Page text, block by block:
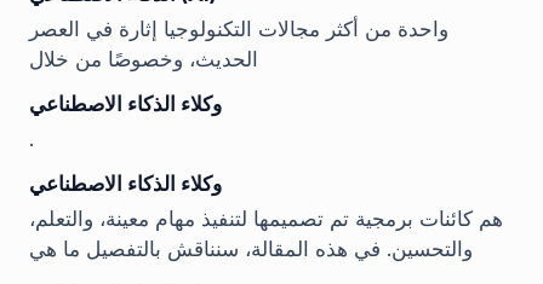
واحدة من أكثر مجالات التكنولوجيا إثارة في العصر
الحديث، وخصوصًا من خلال
وكلاء الذكاء الاصطناعي
.
وكلاء الذكاء الاصطناعي
هم كائنات برمجية تم تصميمها لتنفيذ مهام معينة، والتعلم،
والتحسين. في هذه المقالة، سنناقش بالتفصيل ما هي